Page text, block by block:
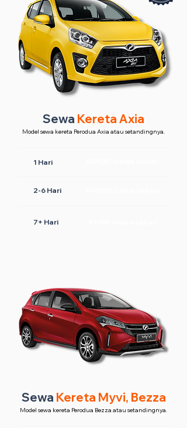
Sewa Kereta Axia
Model sewa kereta Perodua Axia atau setandingnya.
1 Hari
2-6 Hari
7+ Hari
Sewa Kereta Myvi, Bezza
Model sewa kereta Perodua Bezza atau setandingnya.